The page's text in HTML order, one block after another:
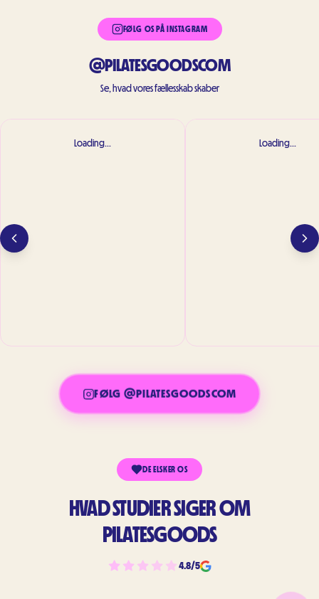
FØLG OS PÅ INSTAGRAM
@PILATESGOODSCOM
Se, hvad vores fællesskab skaber
Loading... Loading...
FØLG @PILATESGOODSCOM
DE ELSKER OS
HVAD STUDIER SIGER OM
PILATESGOODS
4.8/5